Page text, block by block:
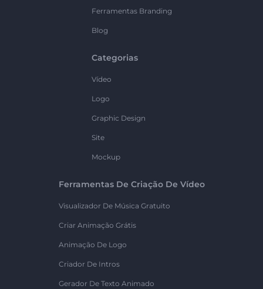
Ferramentas Branding
Blog
Categorias
Vídeo
Logo
Graphic Design
Site
Mockup
Ferramentas De Criação De Vídeo
Visualizador De Música Gratuito
Criar Animação Grátis
Animação De Logo
Criador De Intros
Gerador De Texto Animado